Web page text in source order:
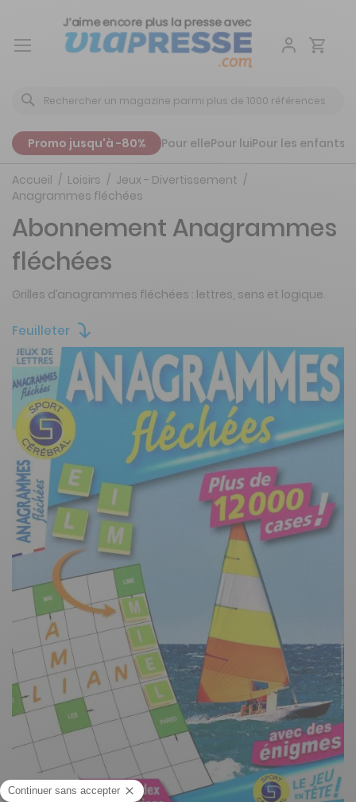
Aller
Promo jusqu'à -80% Pour ellePour luiPour les enfants
Accueil Loisirs
Jeux - Divertissement
Anagrammes fléchées
Feuilleter
Abonnement Anagrammes
fléchées
Grilles d’anagrammes fléchées : lettres, sens et logique.